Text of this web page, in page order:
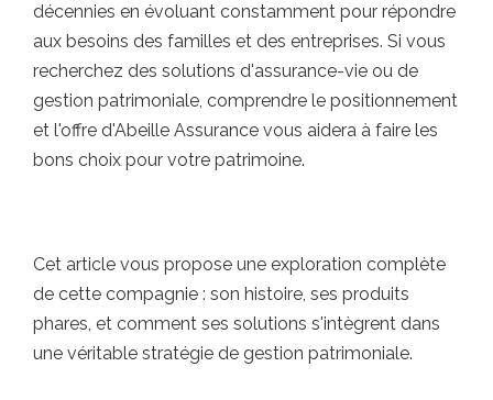
décennies en évoluant constamment pour répondre
aux besoins des familles et des entreprises. Si vous
recherchez des solutions d'assurance-vie ou de
gestion patrimoniale, comprendre le positionnement
et l'offre d'Abeille Assurance vous aidera à faire les
bons choix pour votre patrimoine.
Cet article vous propose une exploration complète
de cette compagnie : son histoire, ses produits
phares, et comment ses solutions s'intègrent dans
une véritable stratégie de gestion patrimoniale.